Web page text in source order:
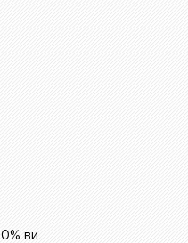
60% полиэстер, 20% хлопок, 20% вискоза